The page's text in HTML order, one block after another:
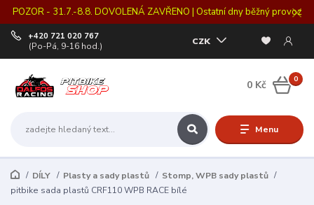
POZOR - 31.7.-8.8. DOVOLENÁ ZAVŘENO | Ostatní dny běžný provoz
Menu
CZK
+420 721 020 767
(Po-Pá, 9-16 hod.)
0
0 Kč
DÍLY Plasty a sady plastů
Stomp, WPB sady plastů
pitbike sada plastů CRF110 WPB RACE bílé